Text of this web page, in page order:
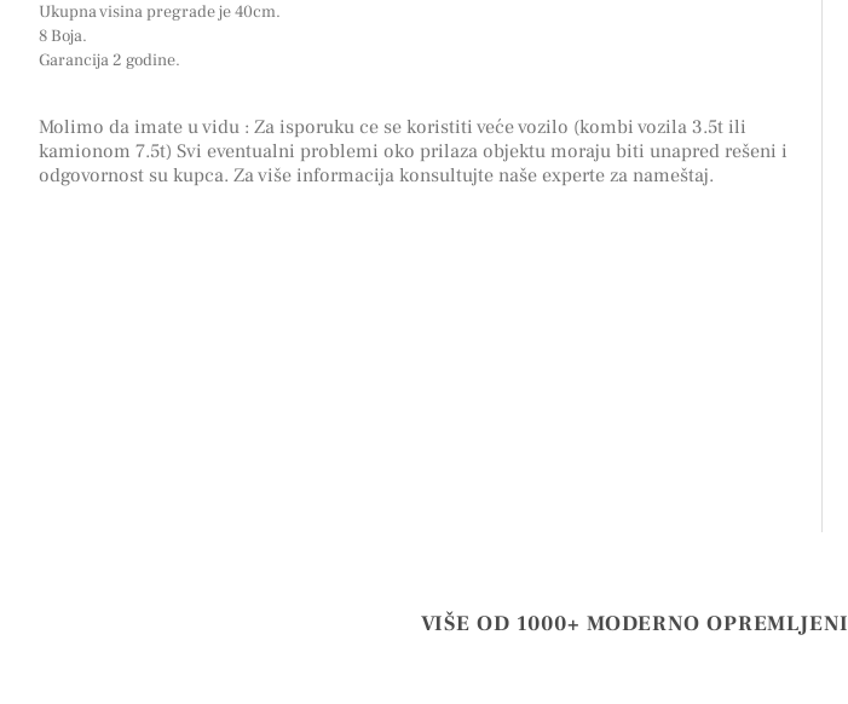
Ukupna visina pregrade je 40cm.
8 Boja.
Garancija 2 godine.
Molimo da imate u vidu : Za isporuku ce se koristiti veće vozilo (kombi vozila 3.5t ili
kamionom 7.5t) Svi eventualni problemi oko prilaza objektu moraju biti unapred rešeni i
odgovornost su kupca. Za više informacija konsultujte naše experte za nameštaj.
VIŠE OD 1000+ MODERNO